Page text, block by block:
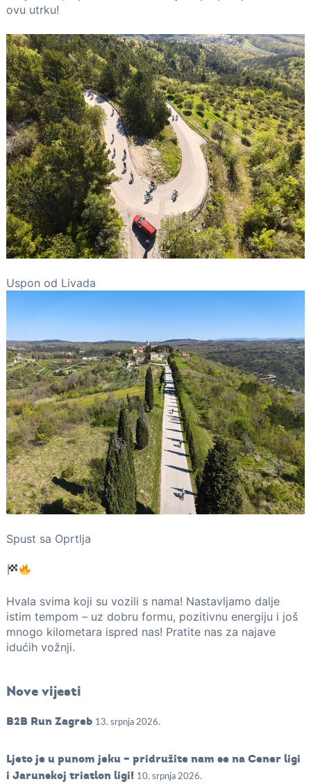
ovu utrku!
Uspon od Livada
Spust sa Oprtlja
Hvala svima koji su vozili s nama! Nastavljamo dalje
istim tempom – uz dobru formu, pozitivnu energiju i još
mnogo kilometara ispred nas! Pratite nas za najave
idućih vožnji.
Nove vijesti
B2B Run Zagreb 13. srpnja 2026.
Ljeto je u punom jeku – pridružite nam se na Cener ligi
i Jarunskoj triatlon ligi! 10. srpnja 2026.